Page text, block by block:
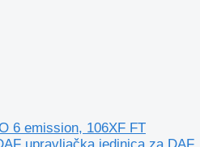
6 emission, 106XF FT